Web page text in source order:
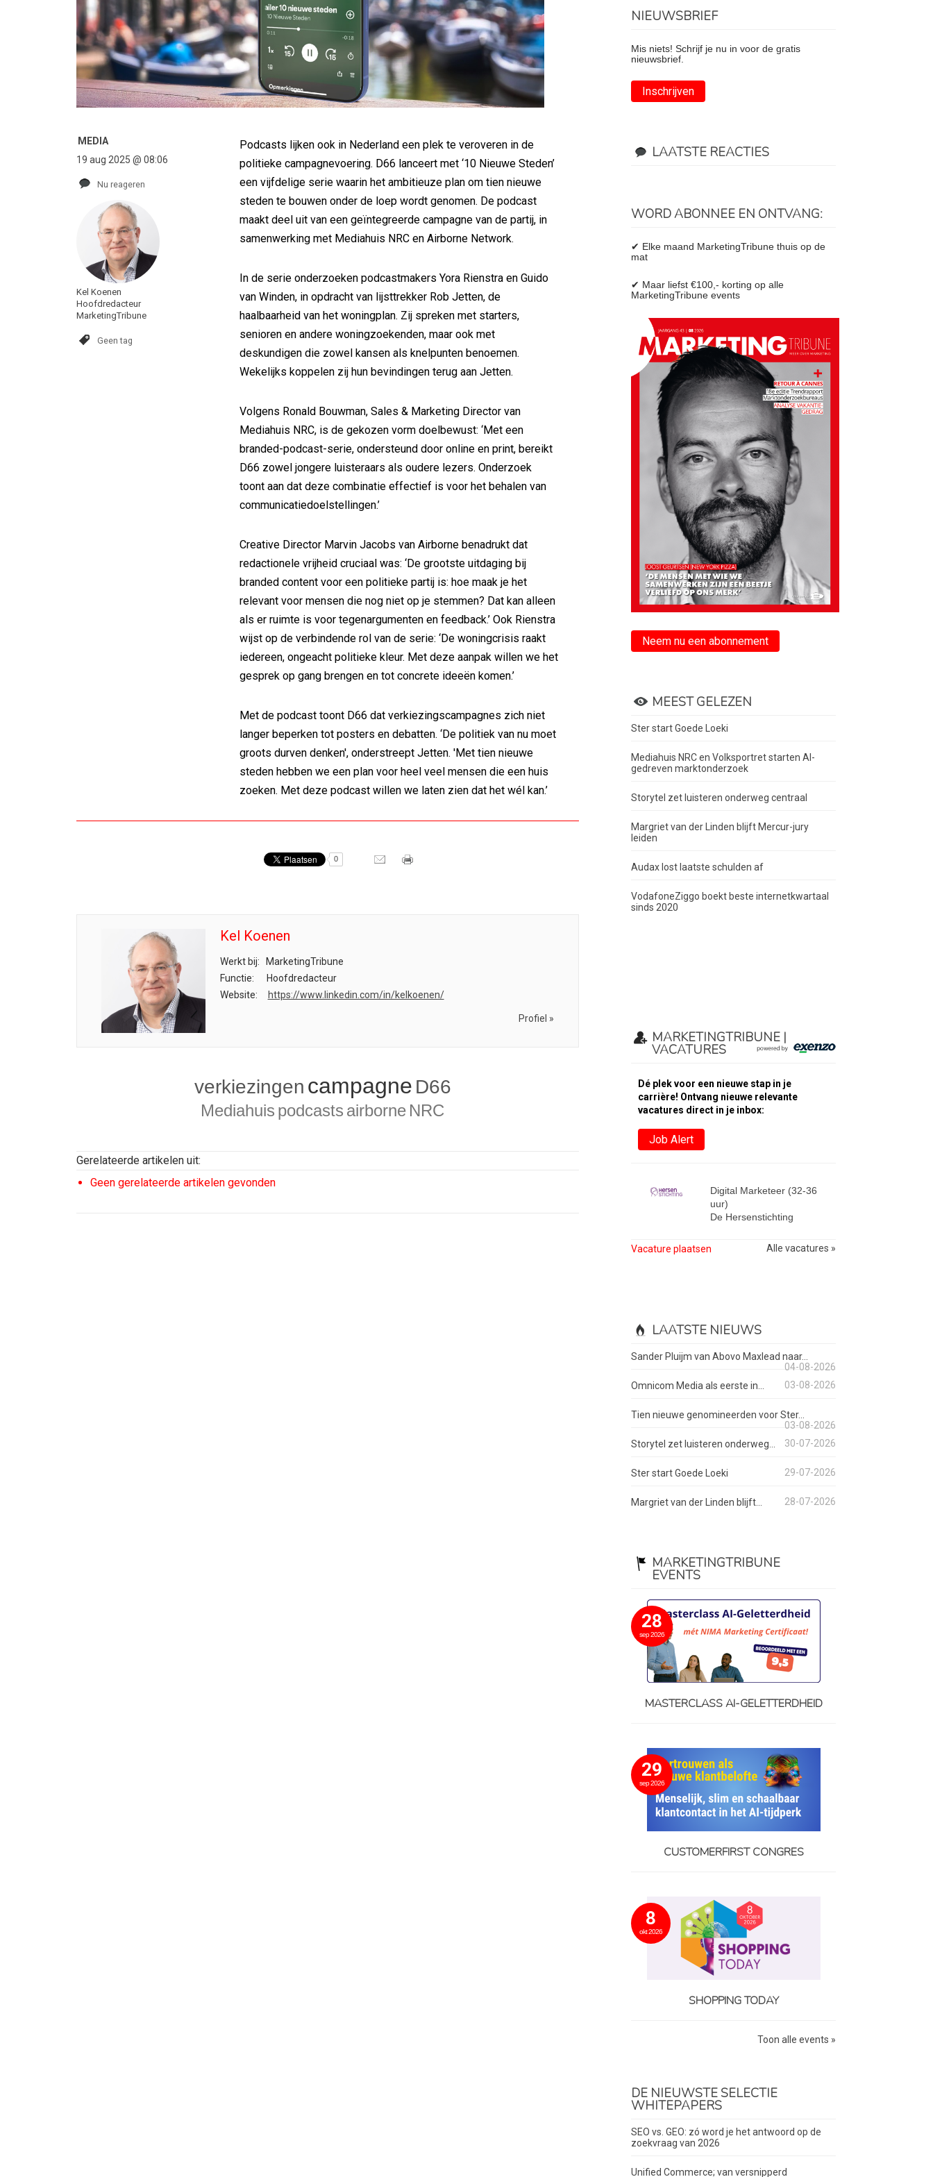
MEDIA
19 aug 2025 @ 08:06
Nu reageren
Kel Koenen
Hoofdredacteur
MarketingTribune
Geen tag
Podcasts lijken ook in Nederland een plek te veroveren in de
politieke campagnevoering. D66 lanceert met ‘10 Nieuwe Steden’
een vijfdelige serie waarin het ambitieuze plan om tien nieuwe
steden te bouwen onder de loep wordt genomen. De podcast
maakt deel uit van een geïntegreerde campagne van de partij, in
samenwerking met Mediahuis NRC en Airborne Network.
In de serie onderzoeken podcastmakers Yora Rienstra en Guido
van Winden, in opdracht van lijsttrekker Rob Jetten, de
haalbaarheid van het woningplan. Zij spreken met starters,
senioren en andere woningzoekenden, maar ook met
deskundigen die zowel kansen als knelpunten benoemen.
Wekelijks koppelen zij hun bevindingen terug aan Jetten.
Volgens Ronald Bouwman, Sales & Marketing Director van
Mediahuis NRC, is de gekozen vorm doelbewust: ‘Met een
branded-podcast-serie, ondersteund door online en print, bereikt
D66 zowel jongere luisteraars als oudere lezers. Onderzoek
toont aan dat deze combinatie effectief is voor het behalen van
communicatiedoelstellingen.’
Creative Director Marvin Jacobs van Airborne benadrukt dat
redactionele vrijheid cruciaal was: ‘De grootste uitdaging bij
branded content voor een politieke partij is: hoe maak je het
relevant voor mensen die nog niet op je stemmen? Dat kan alleen
als er ruimte is voor tegenargumenten en feedback.’ Ook Rienstra
wijst op de verbindende rol van de serie: ‘De woningcrisis raakt
iedereen, ongeacht politieke kleur. Met deze aanpak willen we het
gesprek op gang brengen en tot concrete ideeën komen.’
Met de podcast toont D66 dat verkiezingscampagnes zich niet
langer beperken tot posters en debatten. ‘De politiek van nu moet
groots durven denken', onderstreept Jetten. 'Met tien nieuwe
steden hebben we een plan voor heel veel mensen die een huis
zoeken. Met deze podcast willen we laten zien dat het wél kan.’
0
Kel Koenen
Werkt bij:
MarketingTribune
Functie:
Hoofdredacteur
Website:
https://www.linkedin.com/in/kelkoenen/
Profiel »
verkiezingen campagne D66
Mediahuis podcasts airborne NRC
Gerelateerde artikelen uit:
Geen gerelateerde artikelen gevonden
NIEUWSBRIEF
Mis niets! Schrijf je nu in voor de gratis
nieuwsbrief.
Inschrijven
LAATSTE REACTIES
WORD ABONNEE EN ONTVANG:
✔ Elke maand MarketingTribune thuis op de
mat
✔ Maar liefst €100,- korting op alle
MarketingTribune events
Neem nu een abonnement
MEEST GELEZEN
Ster start Goede Loeki
Mediahuis NRC en Volksportret starten AI-
gedreven marktonderzoek
Storytel zet luisteren onderweg centraal
Margriet van der Linden blijft Mercur-jury
leiden
Audax lost laatste schulden af
VodafoneZiggo boekt beste internetkwartaal
sinds 2020
MARKETINGTRIBUNE |
VACATURES
Dé plek voor een nieuwe stap in je
carrière! Ontvang nieuwe relevante
vacatures direct in je inbox:
Job Alert
Digital Marketeer (32-36
uur)
De Hersenstichting
Vacature plaatsen Alle vacatures »
LAATSTE NIEUWS
Sander Pluijm van Abovo Maxlead naar...
04-08-2026
Omnicom Media als eerste in...
03-08-2026
Tien nieuwe genomineerden voor Ster...
03-08-2026
Storytel zet luisteren onderweg...
30-07-2026
Ster start Goede Loeki 29-07-2026
Margriet van der Linden blijft... 28-07-2026
MARKETINGTRIBUNE
EVENTS
28
sep 2026
MASTERCLASS AI-GELETTERDHEID
29
sep 2026
CUSTOMERFIRST CONGRES
8
okt 2026
SHOPPING TODAY
Toon alle events »
DE NIEUWSTE SELECTIE
WHITEPAPERS
SEO vs. GEO: zó word je het antwoord op de
zoekvraag van 2026
Unified Commerce; van versnipperd